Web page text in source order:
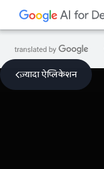
ज़्यादा ऐप्लिकेशन